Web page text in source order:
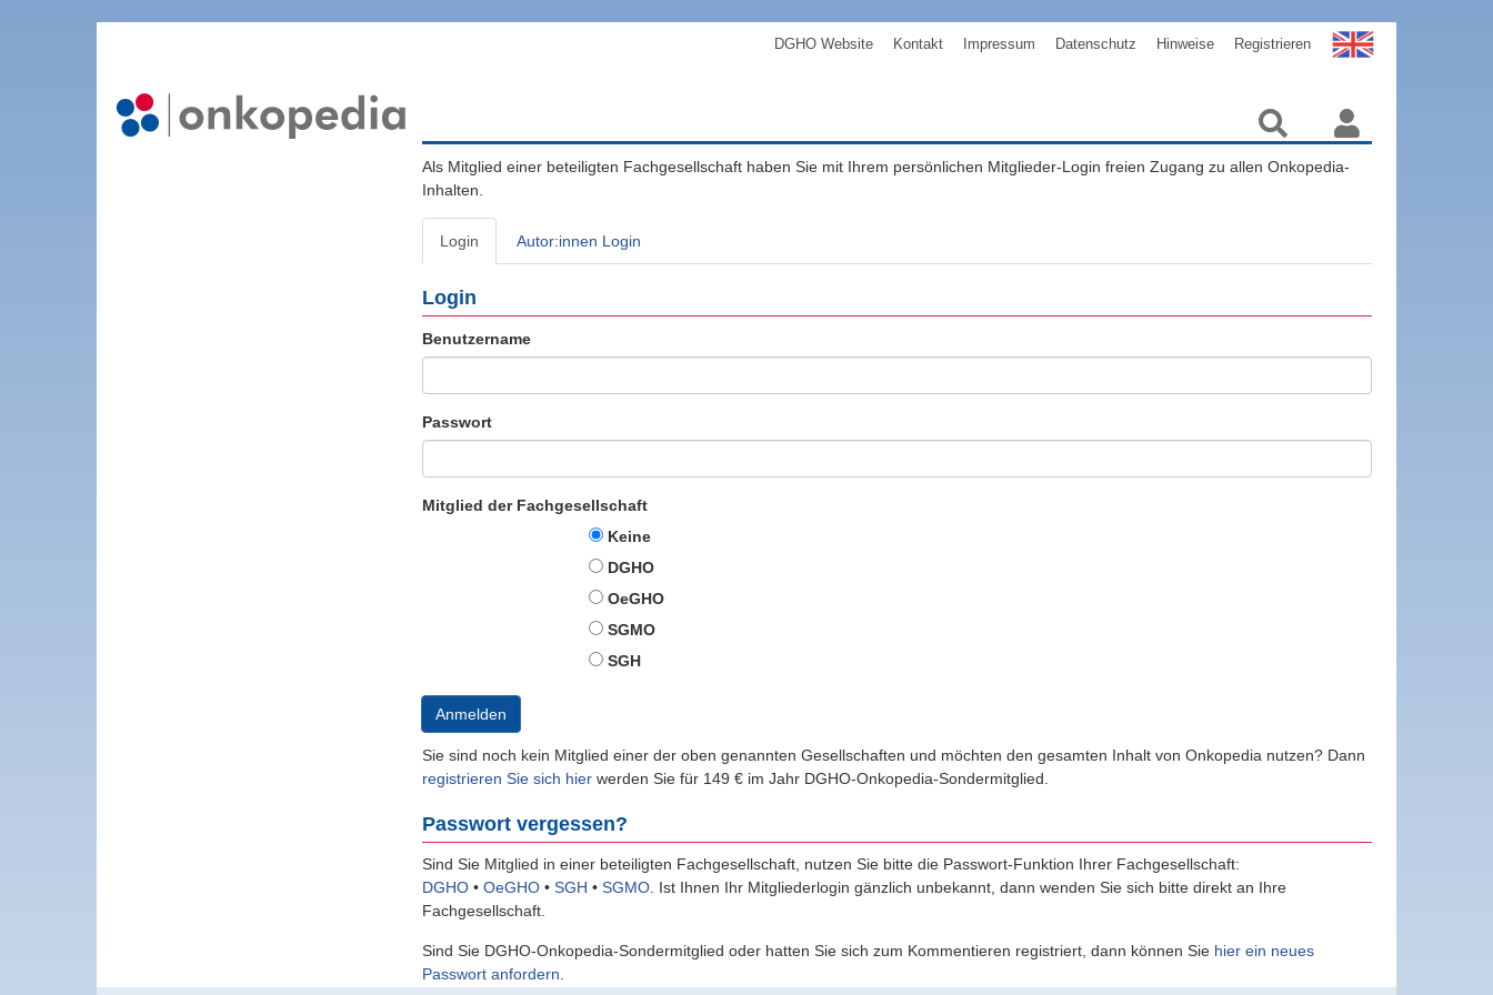
DGHO Website Kontakt Impressum Datenschutz Hinweise Registrieren
Als Mitglied einer beteiligten Fachgesellschaft haben Sie mit Ihrem persönlichen Mitglieder-Login freien Zugang zu allen Onkopedia-
Inhalten.
Login Autor:innen Login
Login
Benutzername
Passwort
Mitglied der Fachgesellschaft
Keine
DGHO
OeGHO
SGMO
SGH
Anmelden
Sie sind noch kein Mitglied einer der oben genannten Gesellschaften und möchten den gesamten Inhalt von Onkopedia nutzen? Dann
registrieren Sie sich hier werden Sie für 149 € im Jahr DGHO-Onkopedia-Sondermitglied.
Passwort vergessen?
Sind Sie Mitglied in einer beteiligten Fachgesellschaft, nutzen Sie bitte die Passwort-Funktion Ihrer Fachgesellschaft:
DGHO • OeGHO • SGH • SGMO Ist Ihnen Ihr Mitgliederlogin gänzlich unbekannt, dann wenden Sie sich bitte direkt an Ihre
Fachgesellschaft.
Sind Sie DGHO-Onkopedia-Sondermitglied oder hatten Sie sich zum Kommentieren registriert, dann können Sie hier ein neues
Passwort anfordern